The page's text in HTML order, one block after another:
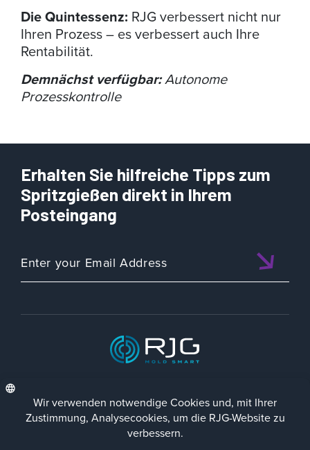
Die Quintessenz: RJG verbessert nicht nur
Ihren Prozess – es verbessert auch Ihre
Rentabilität.
Demnächst verfügbar:Autonome
Prozesskontrolle
Erhalten Sie hilfreiche Tipps zum
Spritzgießen direkt in Ihrem
Posteingang